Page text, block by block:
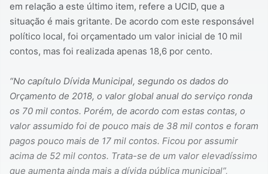
em relação a este último item, refere a UCID, que a
situação é mais gritante. De acordo com este responsável
político local, foi orçamentado um valor inicial de 10 mil
contos, mas foi realizada apenas 18,6 por cento.
“No capítulo Dívida Municipal, segundo os dados do
Orçamento de 2018, o valor global anual do serviço ronda
os 70 mil contos. Porém, de acordo com estas contas, o
valor assumido foi de pouco mais de 38 mil contos e foram
pagos pouco mais de 17 mil contos. Ficou por assumir
acima de 52 mil contos. Trata-se de um valor elevadíssimo
que aumenta ainda mais a dívida pública municipal”,